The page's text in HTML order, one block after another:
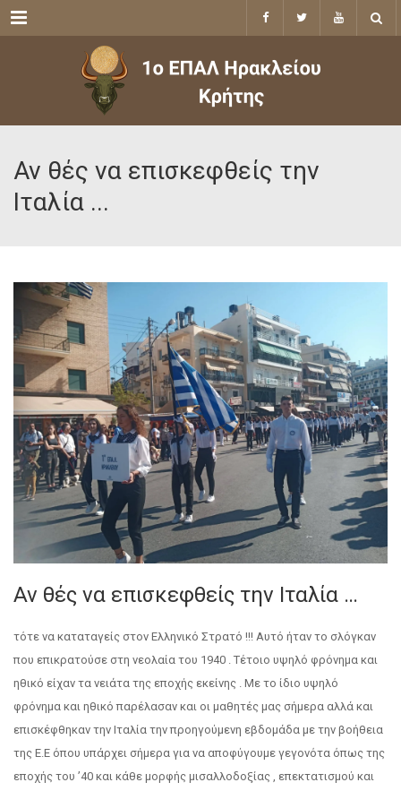
Menu
Αν θές να επισκεφθείς την
Ιταλία ...
Αν θές να επισκεφθείς την Ιταλία …
τότε να καταταγείς στον Ελληνικό Στρατό !!! Αυτό ήταν το σλόγκαν
που επικρατούσε στη νεολαία του 1940 . Τέτοιο υψηλό φρόνημα και
ηθικό είχαν τα νειάτα της εποχής εκείνης . Με το ίδιο υψηλό
φρόνημα και ηθικό παρέλασαν και οι μαθητές μας σήμερα αλλά και
επισκέφθηκαν την Ιταλία την προηγούμενη εβδομάδα με την βοήθεια
της Ε.Ε όπου υπάρχει σήμερα για να αποφύγουμε γεγονότα όπως της
εποχής του ’40 και κάθε μορφής μισαλλοδοξίας , επεκτατισμού και